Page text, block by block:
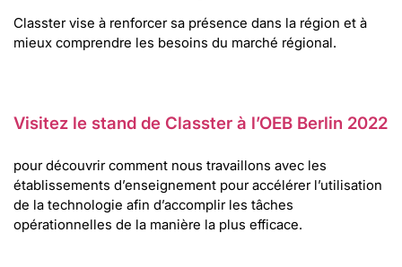
Classter vise à renforcer sa présence dans la région et à
mieux comprendre les besoins du marché régional.
Visitez le stand de Classter à l’OEB Berlin 2022
pour découvrir comment nous travaillons avec les
établissements d’enseignement pour accélérer l’utilisation
de la technologie afin d’accomplir les tâches
opérationnelles de la manière la plus efficace.